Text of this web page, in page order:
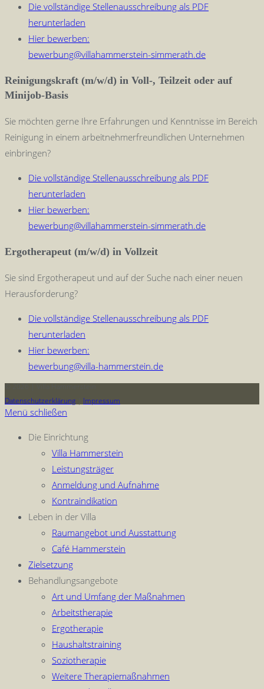
Die vollständige Stellenausschreibung als PDF
herunterladen
Hier bewerben:
bewerbung@villahammerstein-simmerath.de
Reinigungskraft (m/w/d) in Voll-, Teilzeit oder auf
Minijob-Basis
Sie möchten gerne Ihre Erfahrungen und Kenntnisse im Bereich
Reinigung in einem arbeitnehmerfreundlichen Unternehmen
einbringen?
Die vollständige Stellenausschreibung als PDF
herunterladen
Hier bewerben:
bewerbung@villahammerstein-simmerath.de
Ergotherapeut (m/w/d) in Vollzeit
Sie sind Ergotherapeut und auf der Suche nach einer neuen
Herausforderung?
Die vollständige Stellenausschreibung als PDF
herunterladen
Hier bewerben:
bewerbung@villa-hammerstein.de
© 2026 | Villa Hammerstein
Datenschutzerklärung
Impressum
Menü schließen
Die Einrichtung
Villa Hammerstein
Leistungsträger
Anmeldung und Aufnahme
Kontraindikation
Leben in der Villa
Raumangebot und Ausstattung
Café Hammerstein
Zielsetzung
Behandlungsangebote
Art und Umfang der Maßnahmen
Arbeitstherapie
Ergotherapie
Haushaltstraining
Soziotherapie
Weitere Therapiemaßnahmen